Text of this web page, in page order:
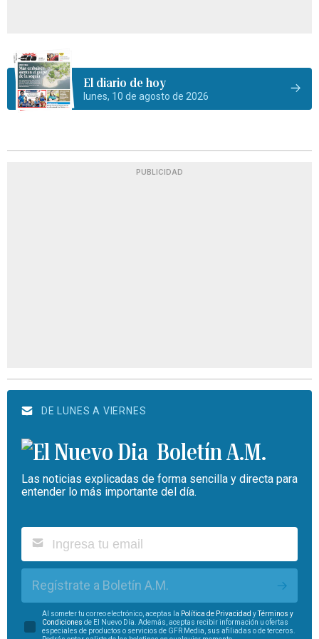
El diario de hoy
lunes, 10 de agosto de 2026
PUBLICIDAD
DE LUNES A VIERNES
Boletín A.M.
Las noticias explicadas de forma sencilla y directa para
entender lo más importante del día.
Regístrate a Boletín A.M.
Al someter tu correo electrónico, aceptas la Política de Privacidad yTérminos y
Condiciones de El Nuevo Día. Además, aceptas recibir información u ofertas
especiales de productos o servicios de GFR Media, sus afiliadas o de terceros.